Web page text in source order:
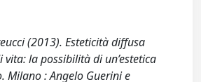
(2013). Esteticità diffusa
la possibilità di un’estetica
Milano : Angelo Guerini e